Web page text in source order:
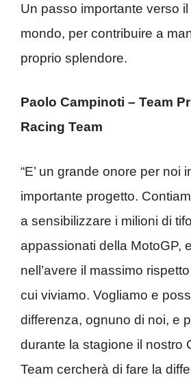
Un passo importante verso
mondo, per contribuire a
proprio splendore.
Paolo Campinoti – Team
Racing Team
“E’ un grande onore per noi
importante progetto.
a sensibilizzare i milioni di
appassionati della MotoGP,
nell’avere il massimo
cui viviamo. Vogliamo e
differenza, ognuno di noi, e
durante la stagione il nostro
Team cercherà di fare la